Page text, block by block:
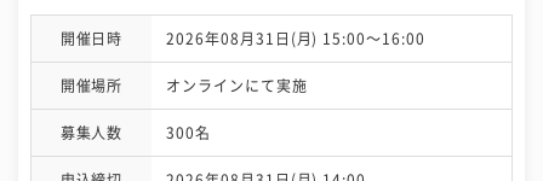
開催日時 2026年08月31日(月) 15:00〜16:00
開催場所 オンラインにて実施
募集人数 300名